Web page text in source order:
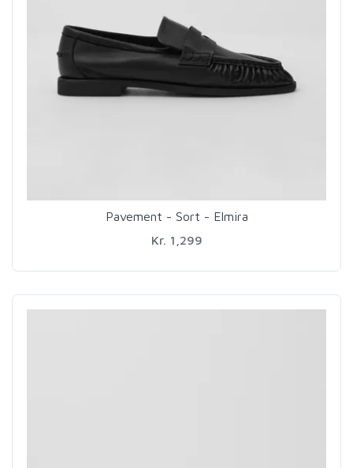
Pavement - Sort - Elmira
Kr. 1,299